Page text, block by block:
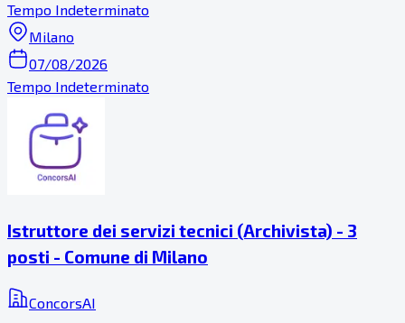
Tempo Indeterminato
Milano
07/08/2026
Tempo Indeterminato
Istruttore dei servizi tecnici (Archivista) - 3
posti - Comune di Milano
ConcorsAI